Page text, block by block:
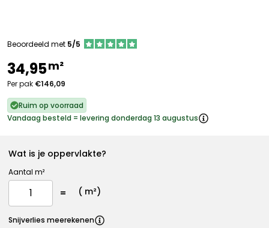
Beoordeeld met 5/5
34,95m²
Per pak €146,09
Ruim op voorraad
Vandaag besteld = levering donderdag 13 augustus
Wat is je oppervlakte?
Aantal m²
( m²)
Snijverlies meerekenen